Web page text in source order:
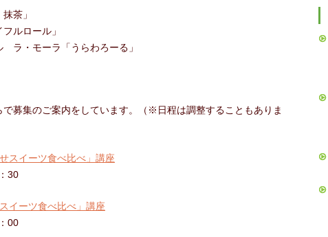
茶」
ルロール」
ラ・モーラ「うらわろーる」
募集のご案内をしています。（※日程は調整することもありま
スイーツ食べ比べ」講座
30
イーツ食べ比べ」講座
00